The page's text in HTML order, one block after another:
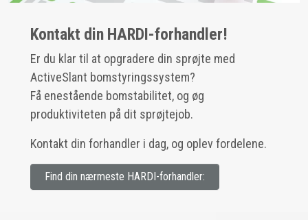
Kontakt din HARDI-forhandler!
Er du klar til at opgradere din sprøjte med
ActiveSlant bomstyringssystem?
Få enestående bomstabilitet, og øg
produktiviteten på dit sprøjtejob.
Kontakt din forhandler i dag, og oplev fordelene.
Find din nærmeste HARDI-forhandler: